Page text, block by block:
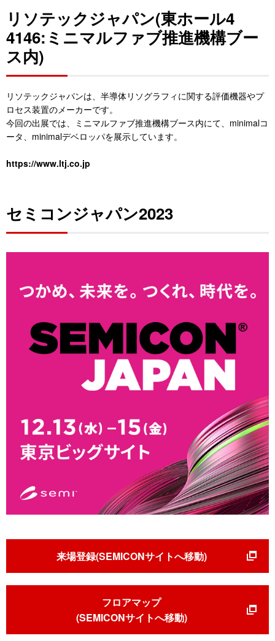
リソテックジャパン(東ホール4
4146:ミニマルファブ推進機構ブー
ス内)
リソテックジャパンは、半導体リソグラフィに関する評価機器やプ
ロセス装置のメーカーです。
今回の出展では、ミニマルファブ推進機構ブース内にて、minimalコ
ータ、minimalデベロッパを展示しています。
https://www.ltj.co.jp
セミコンジャパン2023
来場登録(SEMICONサイトへ移動)
フロアマップ
(SEMICONサイトへ移動)